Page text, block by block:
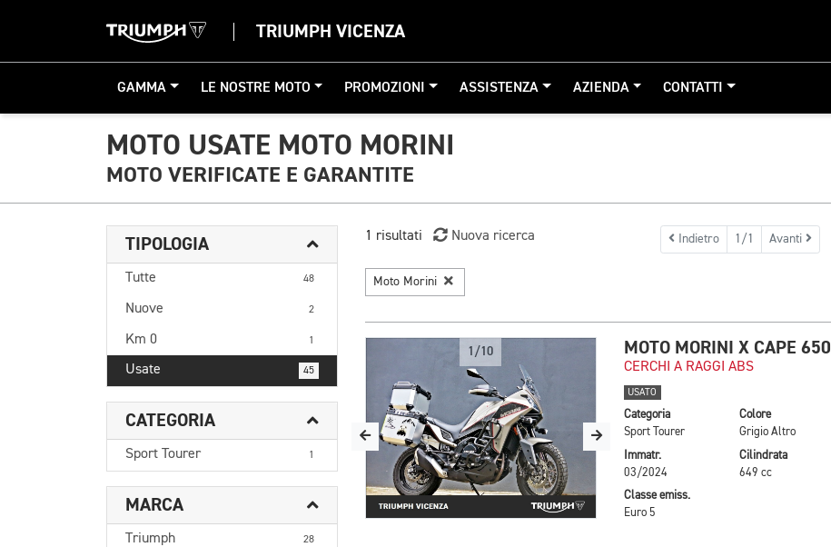
TRIUMPH VICENZA
GAMMA LE NOSTRE MOTO PROMOZIONI ASSISTENZA AZIENDA CONTATTI
MOTO USATE MOTO MORINI
MOTO VERIFICATE E GARANTITE
TIPOLOGIA
Tutte 48
Nuove 2
Km 0 1
Usate 45
CATEGORIA
Sport Tourer 1
MARCA
Triumph 28
1 risultati Nuova ricerca Indietro 1/1 Avanti
Moto Morini
1/10 MOTO MORINI X CAPE 650
CERCHI A RAGGI ABS
USATO
Categoria
Sport Tourer
Colore
Grigio Altro
Immatr.
03/2024
Cilindrata
649 cc
Classe emiss.
Euro 5